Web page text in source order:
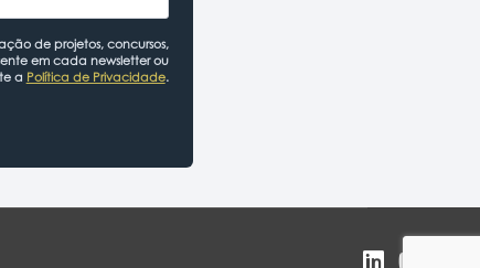
de projetos, concursos,
em cada newsletter ou
a Política de Privacidade.